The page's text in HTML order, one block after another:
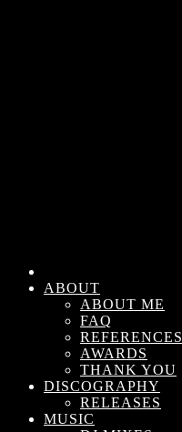
ABOUT
ABOUT ME
FAQ
REFERENCES
AWARDS
THANK YOU
DISCOGRAPHY
RELEASES
MUSIC